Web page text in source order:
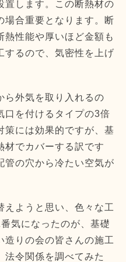
置します。この断熱材の
場合重要となります。断
熱性能や厚いほど金額も
するので、気密性を上げ
ら外気を取り入れるの
口を付けるタイプの3倍
策には効果的ですが、基
材でカバーする訳です
管の穴から冷たい空気が
えようと思い、色々な工
気になったのが、基礎
造りの会の皆さんの施工
法令関係を調べてみた